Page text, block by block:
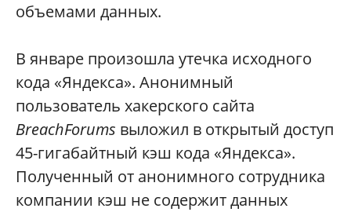
объемами данных.
В январе произошла утечка исходного
кода «Яндекса». Анонимный
пользователь хакерского сайта
BreachForums выложил в открытый доступ
45-гигабайтный кэш кода «Яндекса».
Полученный от анонимного сотрудника
компании кэш не содержит данных